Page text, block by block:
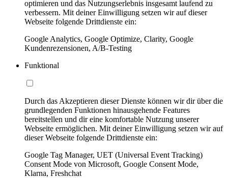
optimieren und das Nutzungserlebnis insgesamt laufend zu
verbessern. Mit deiner Einwilligung setzen wir auf dieser
Webseite folgende Drittdienste ein:
Google Analytics, Google Optimize, Clarity, Google
Kundenrezensionen, A/B-Testing
Funktional
Durch das Akzeptieren dieser Dienste können wir dir über die
grundlegenden Funktionen hinausgehende Features
bereitstellen und dir eine komfortable Nutzung unserer
Webseite ermöglichen. Mit deiner Einwilligung setzen wir auf
dieser Webseite folgende Drittdienste ein:
Google Tag Manager, UET (Universal Event Tracking)
Consent Mode von Microsoft, Google Consent Mode,
Klarna, Freshchat